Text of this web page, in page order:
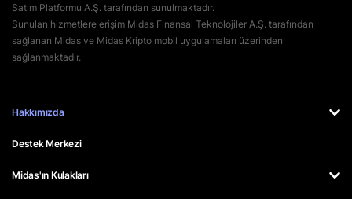
Hakkımızda
Destek Merkezi
Midas'ın Kulakları
Satım Platformu A.Ş. tarafından sunulmaktadır.
Sunulan hizmetlere erişim Midas Finansal Teknolojiler A.Ş. tarafından
sağlanan Midas ve Midas Kripto mobil uygulamaları üzerinden
sağlanmaktadır.